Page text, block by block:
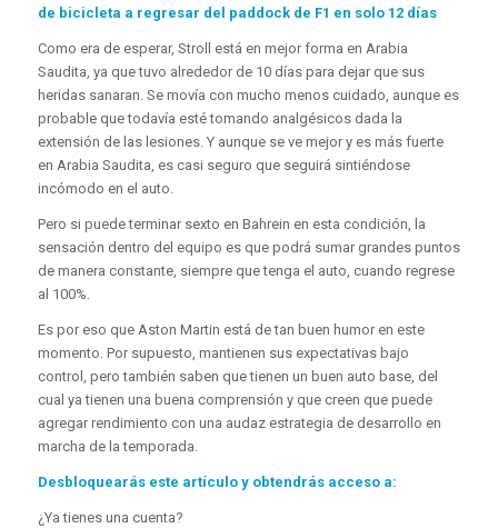
de bicicleta a regresar del paddock de F1 en solo 12 días
Como era de esperar, Stroll está en mejor forma en Arabia
Saudita, ya que tuvo alrededor de 10 días para dejar que sus
heridas sanaran. Se movía con mucho menos cuidado, aunque es
probable que todavía esté tomando analgésicos dada la
extensión de las lesiones. Y aunque se ve mejor y es más fuerte
en Arabia Saudita, es casi seguro que seguirá sintiéndose
incómodo en el auto.
Pero si puede terminar sexto en Bahrein en esta condición, la
sensación dentro del equipo es que podrá sumar grandes puntos
de manera constante, siempre que tenga el auto, cuando regrese
al 100%.
Es por eso que Aston Martin está de tan buen humor en este
momento. Por supuesto, mantienen sus expectativas bajo
control, pero también saben que tienen un buen auto base, del
cual ya tienen una buena comprensión y que creen que puede
agregar rendimiento con una audaz estrategia de desarrollo en
marcha de la temporada.
Desbloquearás este artículo y obtendrás acceso a:
¿Ya tienes una cuenta?